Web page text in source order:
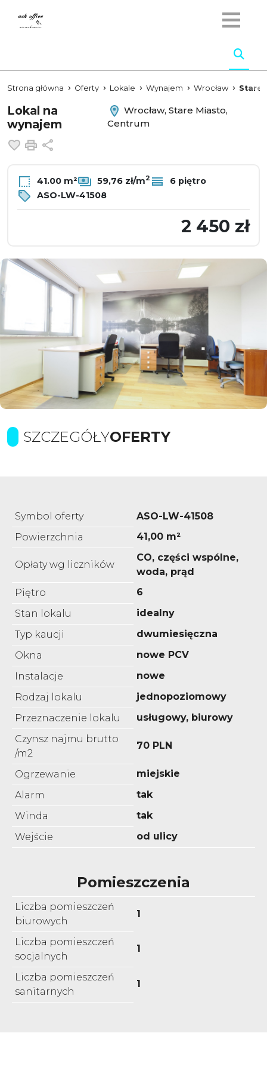
Strona główna Oferty Lokale Wynajem Wrocław Stare
Lokal na
wynajem
Wrocław, Stare Miasto,
Centrum
Dodaj do ulubionych
Drukuj
41.00 m² 59,76 zł/m2
6 piętro
ASO-LW-41508
2 450 zł
SZCZEGÓŁYOFERTY
Symbol oferty
ASO-LW-41508
Powierzchnia
41,00 m²
Opłaty wg liczników
CO, części wspólne,
woda, prąd
Piętro
6
Stan lokalu
idealny
Typ kaucji
dwumiesięczna
Okna
nowe PCV
Instalacje
nowe
Rodzaj lokalu
jednopoziomowy
Przeznaczenie lokalu
usługowy, biurowy
Czynsz najmu brutto
/m2
70 PLN
Ogrzewanie
miejskie
Alarm
tak
Winda
tak
Wejście
od ulicy
Pomieszczenia
Liczba pomieszczeń
biurowych
1
Liczba pomieszczeń
socjalnych
1
Liczba pomieszczeń
sanitarnych
1